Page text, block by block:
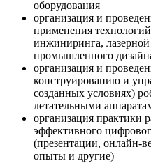
оборудования
организация и
применения
инжиниринга,
промышленного
организация и
конструированию и
созданных условиях)
летательными
организация практики
эффективного
(презентации, онлайн-
опыты и другие)